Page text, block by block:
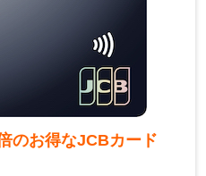
のお得なJCBカード